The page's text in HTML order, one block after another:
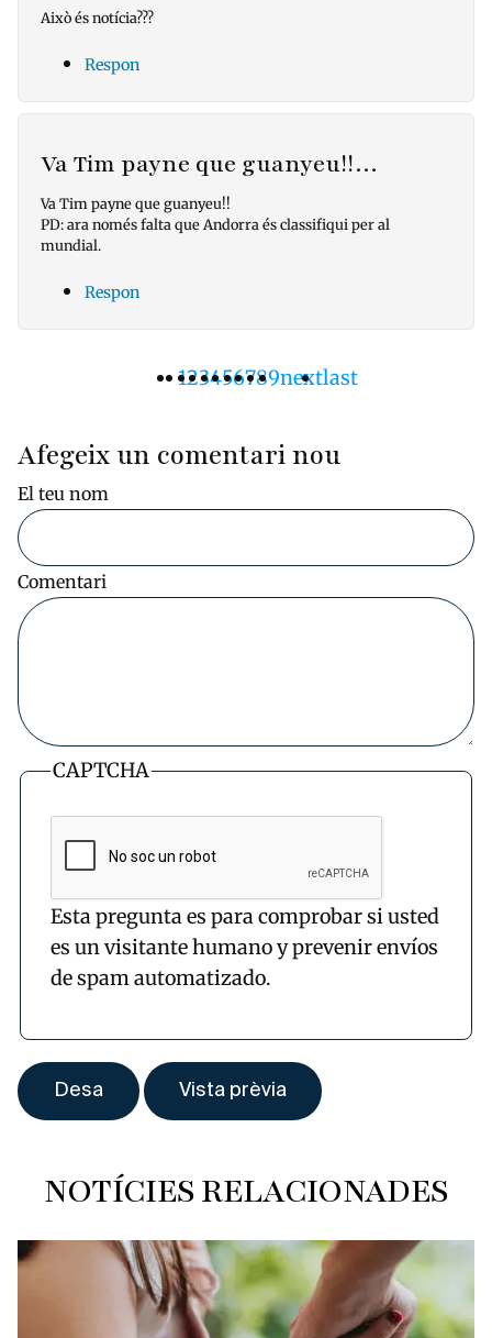
Això és notícia???
Respon
Va Tim payne que guanyeu!!…
Va Tim payne que guanyeu!!
PD: ara només falta que Andorra és classifiqui per al
mundial.
Respon
Pàgina
1Pàgina
2Pàgina
3Pàgina
4Pàgina
5Pàgina
6Pàgina
7Pàgina
8Pàgina
9Pàgina
nextÚltima
last
Afegeix un comentari nou
El teu nom
Comentari
CAPTCHA
Esta pregunta es para comprobar si usted
es un visitante humano y prevenir envíos
de spam automatizado.
NOTÍCIES RELACIONADES